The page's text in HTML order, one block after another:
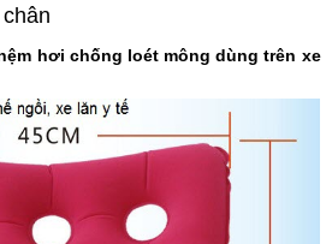
hơi chống loét mông dùng trên xe